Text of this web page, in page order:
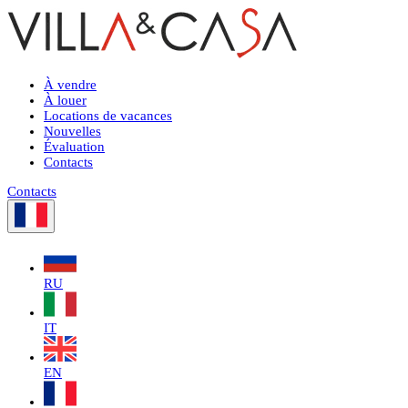
À vendre
À louer
Locations de vacances
Nouvelles
Évaluation
Contacts
Contacts
RU
IT
EN